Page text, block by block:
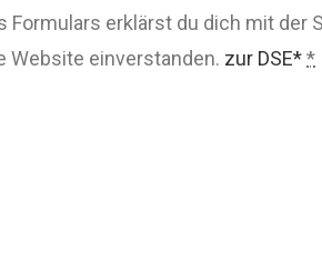
Formulars erklärst du dich mit der
Website einverstanden. zur DSE**